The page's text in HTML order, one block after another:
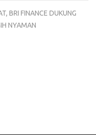
BRI FINANCE DUKUNG
NYAMAN